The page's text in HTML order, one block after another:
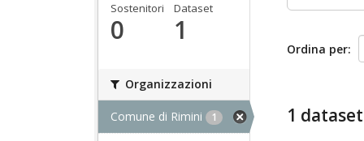
Sostenitori
0
Dataset
1
Organizzazioni
Comune di Rimini 1
Ordina per
1